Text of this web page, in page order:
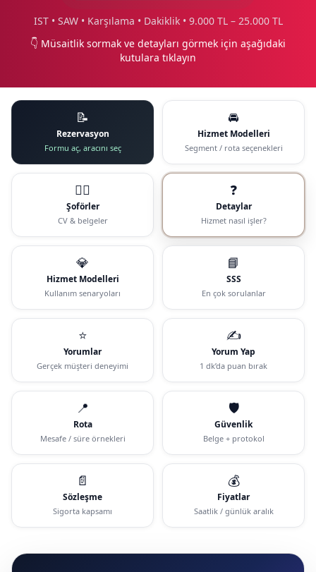
IST • SAW • Karşılama • Dakiklik • 9.000 TL – 25.000 TL
👇 Müsaitlik sormak ve detayları görmek için aşağıdaki
kutulara tıklayın
📝
Rezervasyon
Formu aç, aracını seç
🚘
Hizmet Modelleri
Segment / rota seçenekleri
🧑‍✈️
Şoförler
CV & belgeler
❓
Detaylar
Hizmet nasıl işler?
💎
Hizmet Modelleri
Kullanım senaryoları
📘
SSS
En çok sorulanlar
⭐
Yorumlar
Gerçek müşteri deneyimi
✍️
Yorum Yap
1 dk’da puan bırak
📍
Rota
Mesafe / süre örnekleri
🛡️
Güvenlik
Belge + protokol
📄
Sözleşme
Sigorta kapsamı
💰
Fiyatlar
Saatlik / günlük aralık